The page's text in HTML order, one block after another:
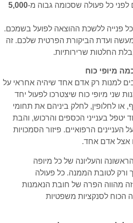
כל פעולה שסכומה גבוה מ-5,000
פנייה ללשכת ההוצאה לפועל בשמכם.
ועדת הביקורת הפרטית שלכם. זה
החלטות שרירותיות.
למנות רק אדם אחד שיהיה אחראי על
שני מיופי כוח שיצטרכו לפעול יחד
או לחלופין, לחלק ביניהם את תחומי
בענייני הכספים והרכוש, והבת
הרפואיים. פיזור הסמכויות
אצל אדם אחד.
והעליונה של כל מיופה
ורק לטובת הממנה. כל פעולה
זה מהווה הפרה של חובת הנאמנות
הכוח לסנקציות משפטיות